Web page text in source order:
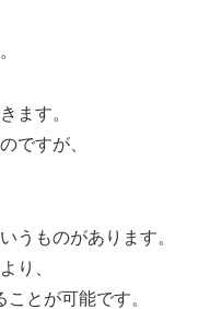
ます。
ですが、
うものがあります。
り、
ことが可能です。